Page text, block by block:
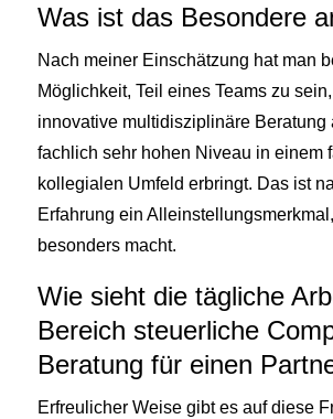
Was ist das Besondere
Nach meiner Einschätzung hat man
Möglichkeit, Teil eines Teams zu
innovative multidisziplinäre Beratung
fachlich sehr hohen Niveau in einem
kollegialen Umfeld erbringt. Das ist
Erfahrung ein
besonders macht.
Wie sieht die tägliche
Bereich steuerliche
Beratung für einen
Erfreulicher Weise gibt es auf diese